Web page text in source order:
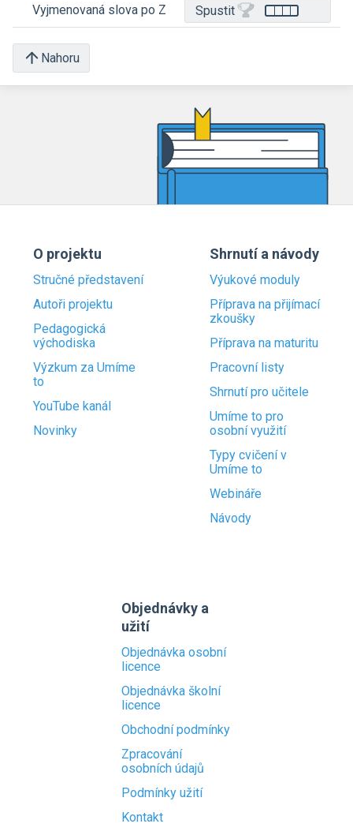
Vyjmenovaná slova po Z Spustit
Nahoru
O projektu
Stručné představení
Autoři projektu
Pedagogická
východiska
Výzkum za Umíme
to
YouTube kanál
Novinky
Shrnutí a návody
Výukové moduly
Příprava na přijímací
zkoušky
Příprava na maturitu
Pracovní listy
Shrnutí pro učitele
Umíme to pro
osobní využití
Typy cvičení v
Umíme to
Webináře
Návody
Objednávky a
užití
Objednávka osobní
licence
Objednávka školní
licence
Obchodní podmínky
Zpracování
osobních údajů
Podmínky užití
Kontakt